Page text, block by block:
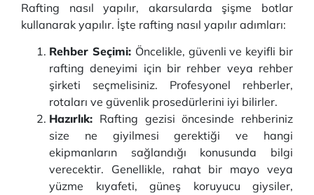
Rafting nasıl yapılır, akarsularda şişme botlar
kullanarak yapılır. İşte rafting nasıl yapılır adımları:
Rehber Seçimi: Öncelikle, güvenli ve keyifli bir
rafting deneyimi için bir rehber veya rehber
şirketi seçmelisiniz. Profesyonel rehberler,
rotaları ve güvenlik prosedürlerini iyi bilirler.
Hazırlık: Rafting gezisi öncesinde rehberiniz
size ne giyilmesi gerektiği ve hangi
ekipmanların sağlandığı konusunda bilgi
verecektir. Genellikle, rahat bir mayo veya
yüzme kıyafeti, güneş koruyucu giysiler,